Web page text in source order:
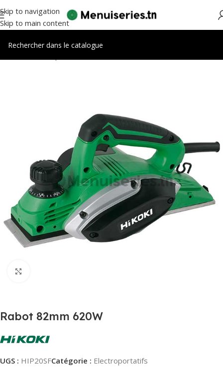
Skip to navigation
Skip to main content
Rabot 82mm 620W
UGS : HIP20SFCatégorie : Electroportatifs